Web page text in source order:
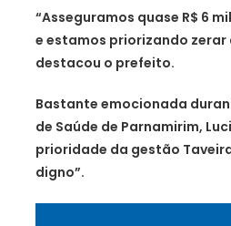
“Asseguramos quase R$ 6
e estamos priorizando zerar
destacou o prefeito.
Bastante emocionada
de Saúde de Parnamirim,
prioridade da gestão
digno”.